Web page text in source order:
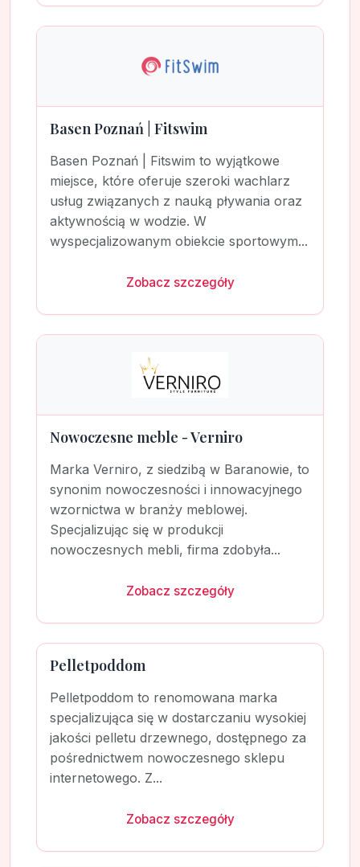
Basen Poznań | Fitswim
Basen Poznań | Fitswim to wyjątkowe
miejsce, które oferuje szeroki wachlarz
usług związanych z nauką pływania oraz
aktywnością w wodzie. W
wyspecjalizowanym obiekcie sportowym...
Zobacz szczegóły
Nowoczesne meble - Verniro
Marka Verniro, z siedzibą w Baranowie, to
synonim nowoczesności i innowacyjnego
wzornictwa w branży meblowej.
Specjalizując się w produkcji
nowoczesnych mebli, firma zdobyła...
Zobacz szczegóły
Pelletpoddom
Pelletpoddom to renomowana marka
specjalizująca się w dostarczaniu wysokiej
jakości pelletu drzewnego, dostępnego za
pośrednictwem nowoczesnego sklepu
internetowego. Z...
Zobacz szczegóły